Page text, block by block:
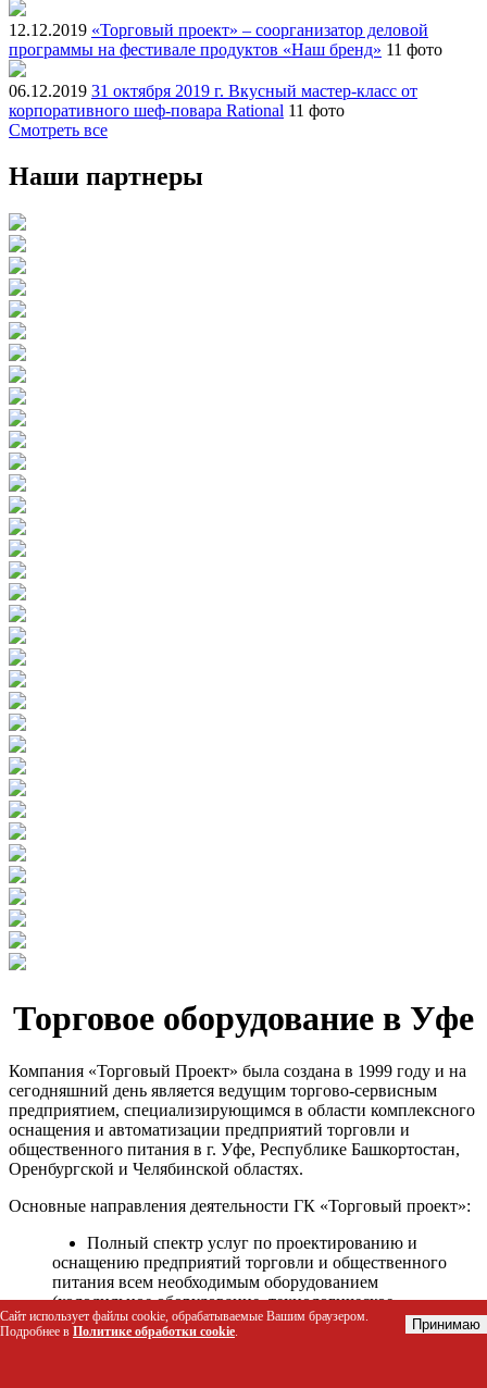
12.12.2019 «Торговый проект» – соорганизатор деловой
программы на фестивале продуктов «Наш бренд» 11 фото
06.12.2019 31 октября 2019 г. Вкусный мастер-класс от
корпоративного шеф-повара Rational 11 фото
Смотреть все
Наши партнеры
Торговое оборудование в Уфе
Компания «Торговый Проект» была создана в 1999 году и на
сегодняшний день является ведущим торгово-сервисным
предприятием, специализирующимся в области комплексного
оснащения и автоматизации предприятий торговли и
общественного питания в г. Уфе, Республике Башкортостан,
Оренбургской и Челябинской областях.
Основные направления деятельности ГК «Торговый проект»:
Полный спектр услуг по проектированию и
оснащению предприятий торговли и общественного
питания всем необходимым оборудованием
(холодильное оборудование, технологическое
оборудование, стеллажное оборудование и т.д.);
Автоматизация торговых процессов и внедрения
Сайт использует файлы cookie, обрабатываемые Вашим браузером.
Подробнее в Политике обработки cookie. Принимаю